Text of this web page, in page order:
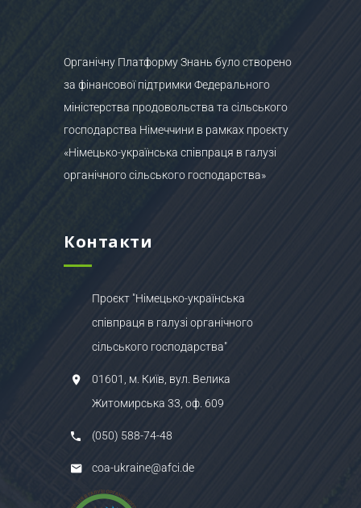
Органічну Платформу Знань було створено
за фінансової підтримки Федерального
міністерства продовольства та сільського
господарства Німеччини в рамках проєкту
«Німецько-українська співпраця в галузі
органічного сільського господарства»
Контакти
Проєкт "Німецько-українська
співпраця в галузі органічного
сільського господарства"
01601, м. Київ, вул. Велика
Житомирська 33, оф. 609
(050) 588-74-48
coa-ukraine@afci.de